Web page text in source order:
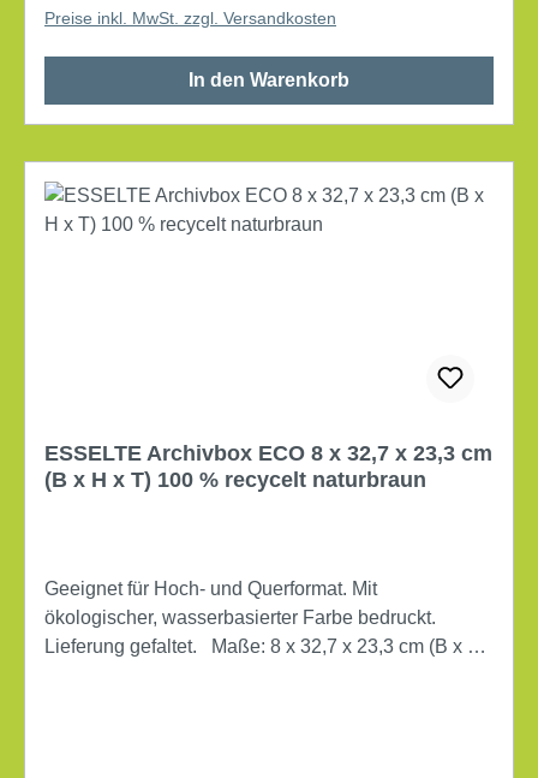
Preise inkl. MwSt. zzgl. Versandkosten
In den Warenkorb
ESSELTE Archivbox ECO 8 x 32,7 x 23,3 cm
(B x H x T) 100 % recycelt naturbraun
Geeignet für Hoch- und Querformat. Mit
ökologischer, wasserbasierter Farbe bedruckt.
Lieferung gefaltet. Maße: 8 x 32,7 x 23,3 cm (B x H